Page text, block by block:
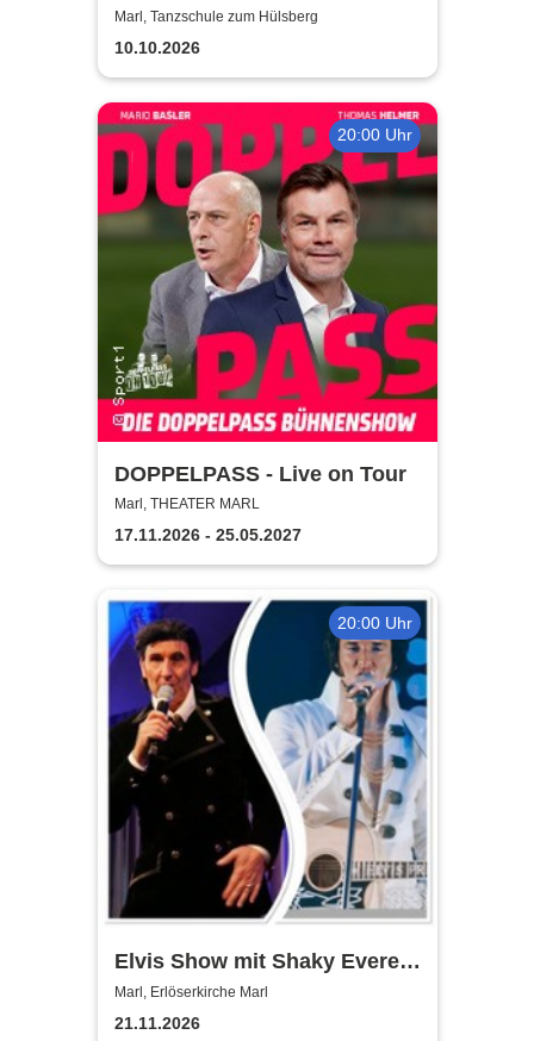
Oktoberfest
Marl, Tanzschule zum Hülsberg
10.10.2026
20:00 Uhr
DOPPELPASS - Live on Tour
Marl, THEATER MARL
17.11.2026 - 25.05.2027
20:00 Uhr
Elvis Show mit Shaky Everett
und Brian Troy - die Elvis
Christmas, Gospel und
Marl, Erlöserkirche Marl
21.11.2026